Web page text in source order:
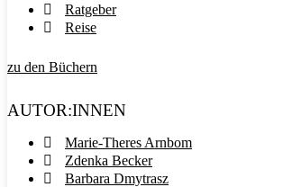
Ratgeber
Reise
zu den Büchern
AUTOR:INNEN
Marie-Theres Arnbom
Zdenka Becker
Barbara Dmytrasz